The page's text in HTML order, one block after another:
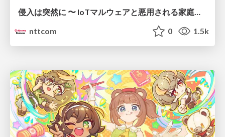
侵入は突然に 〜 IoTマルウェアと悪用される家庭の機器 ～ / When Intrusion Strikes: IoT Malware and the Abuse of Home Devices
nttcom
0 1.5k